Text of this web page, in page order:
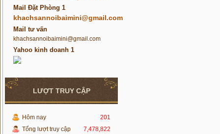
Mail Đặt Phòng 1
khachsannoibaimini@gmail.com
Mail tư vấn
khachsannoibaimini@gmail.com
Yahoo kinh doanh 1
LƯỢT TRUY CẬP
Hôm nay
201
Tổng lượt truy cập
7,478,822